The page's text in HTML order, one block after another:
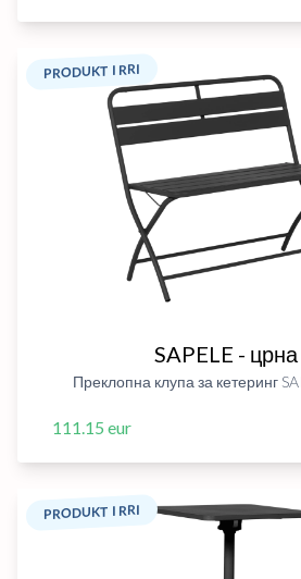
PRODUKT I RRI
SAPELE - црна
Преклопна клупа за кетеринг
111.15 eur
PRODUKT I RRI